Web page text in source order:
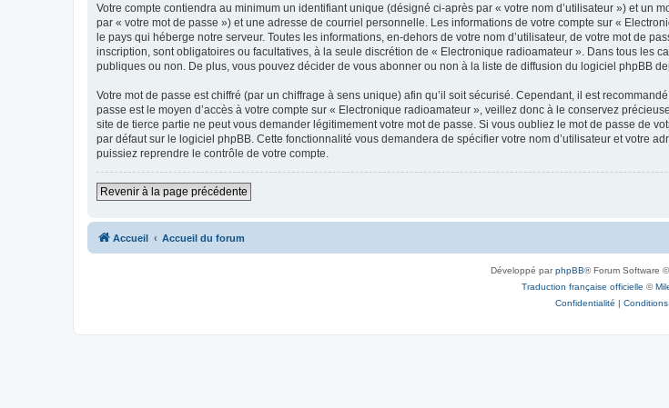
Votre compte contiendra au minimum un identifiant unique (désigné ci-après par « votre nom d’utilisateur ») et un
par « votre mot de passe ») et une adresse de courriel personnelle. Les informations de votre compte sur «
le pays qui héberge notre serveur. Toutes les informations, en-dehors de votre nom d’utilisateur, de votre mot de
inscription, sont obligatoires ou facultatives, à la seule discrétion de « Electronique radioamateur ». Dans tous les
publiques ou non. De plus, vous pouvez décider de vous abonner ou non à la liste de diffusion du logiciel phpBB
Votre mot de passe est chiffré (par un chiffrage à sens unique) afin qu’il soit sécurisé. Cependant, il est
passe est le moyen d’accès à votre compte sur « Electronique radioamateur », veillez donc à le conservez
site de tierce partie ne peut vous demander légitimement votre mot de passe. Si vous oubliez le mot de passe de
par défaut sur le logiciel phpBB. Cette fonctionnalité vous demandera de spécifier votre nom d’utilisateur et votre
puissiez reprendre le contrôle de votre compte.
Revenir à la page précédente
Accueil Accueil du forum
Développé parphpBB® Forum Software
Traduction française officielle ©
Confidentialité | Conditions